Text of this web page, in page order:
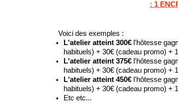
: 1
Voici des exemples :
L'atelier atteint 300€ l'hôtesse
habituels) + 30€ (cadeau promo) +
L'atelier atteint 375€ l'hôtesse
habituels) + 30€ (cadeau promo) +
L'atelier atteint 450€ l'hôtesse
habituels) + 30€ (cadeau promo) +
Etc etc...